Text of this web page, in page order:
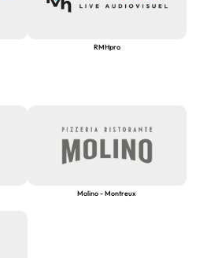
RMHpro
Molino - Montreux